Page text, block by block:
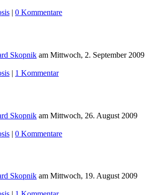
| 0 Kommentare
Skopnik am Mittwoch, 2. September 2009
| 1 Kommentar
Skopnik am Mittwoch, 26. August 2009
| 0 Kommentare
Skopnik am Mittwoch, 19. August 2009